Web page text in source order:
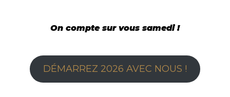
On compte sur vous samedi !
DÉMARREZ 2026 AVEC NOUS !